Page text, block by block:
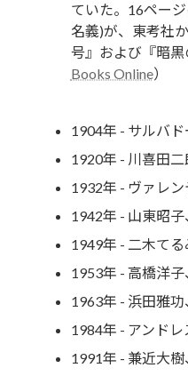
ていた。16ペー
名義)が、東考社
号』および『暗
Books Online）
1904年 - サルバド
1920年 - 川喜田
1932年 - ヴァレ
1942年 - 山東昭
1949年 - 二木て
1953年 - 高橋洋
1963年 - 浜田雅
1984年 - アンド
1991年 - 兼近大樹